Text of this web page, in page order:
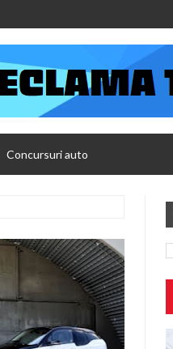
Concursuri auto